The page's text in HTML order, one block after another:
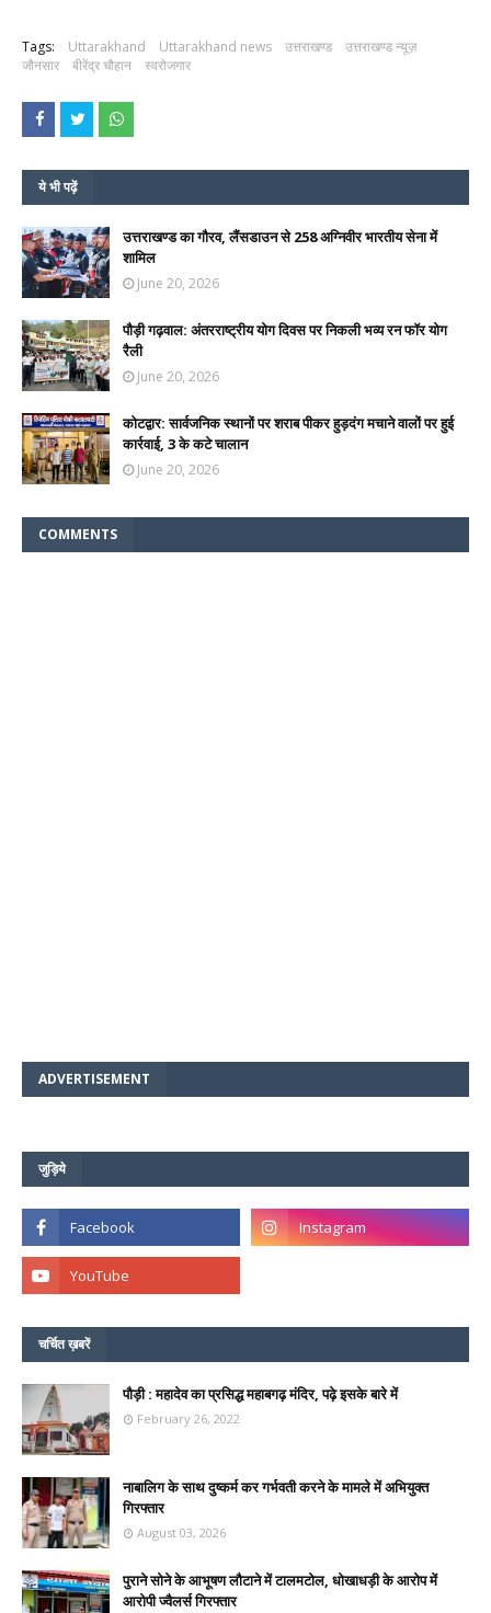
Tags: Uttarakhand Uttarakhand news उत्तराखण्ड
उत्तराखण्ड न्यूज़
जौनसार
बीरेंद्र चौहान स्वरोजगार
ये भी पढ़ें
उत्तराखण्ड का गौरव, लैंसडाउन से 258 अग्निवीर भारतीय सेना में
शामिल
June 20, 2026
पौड़ी गढ़वाल: अंतरराष्ट्रीय योग दिवस पर निकली भव्य रन फॉर योग
रैली
June 20, 2026
कोटद्वार: सार्वजनिक स्थानों पर शराब पीकर हुड़दंग मचाने वालों पर हुई
कार्रवाई, 3 के कटे चालान
June 20, 2026
COMMENTS
ADVERTISEMENT
जुड़िये
चर्चित ख़बरें
पौड़ी : महादेव का प्रसिद्ध महाबगढ़ मंदिर, पढ़े इसके बारे में
February 26, 2022
नाबालिग के साथ दुष्कर्म कर गर्भवती करने के मामले में अभियुक्त
गिरफ्तार
August 03, 2026
पुराने सोने के आभूषण लौटाने में टालमटोल, धोखाधड़ी के आरोप में
आरोपी ज्वैलर्स गिरफ्तार